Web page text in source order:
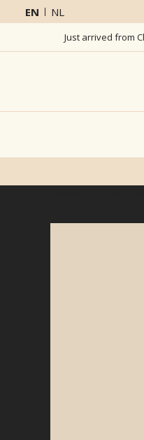
EN NL
Just arrived from